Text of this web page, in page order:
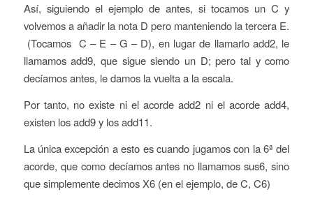
Así, siguiendo el ejemplo de antes, si tocamos un C y
volvemos a añadir la nota D pero manteniendo la tercera E.
(Tocamos C – E – G – D), en lugar de llamarlo add2, le
llamamos add9, que sigue siendo un D; pero tal y como
decíamos antes, le damos la vuelta a la escala.
Por tanto, no existe ni el acorde add2 ni el acorde add4,
existen los add9 y los add11.
La única excepción a esto es cuando jugamos con la 6ª del
acorde, que como decíamos antes no llamamos sus6, sino
que simplemente decimos X6 (en el ejemplo, de C, C6)